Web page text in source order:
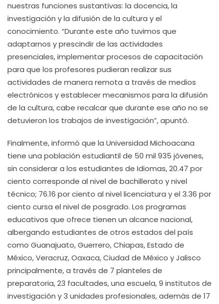
nuestras funciones sustantivas: la docencia, la
investigación y la difusión de la cultura y el
conocimiento. “Durante este año tuvimos que
adaptarnos y prescindir de las actividades
presenciales, implementar procesos de capacitación
para que los profesores pudieran realizar sus
actividades de manera remota a través de medios
electrónicos y establecer mecanismos para la difusión
de la cultura, cabe recalcar que durante ese año no se
detuvieron los trabajos de investigación”, apuntó.
Finalmente, informó que la Universidad Michoacana
tiene una población estudiantil de 50 mil 935 jóvenes,
sin considerar a los estudiantes de Idiomas, 20.47 por
ciento corresponde al nivel de bachillerato y nivel
técnico; 76.16 por ciento al nivel licenciatura y el 3.36 por
ciento cursa el nivel de posgrado. Los programas
educativos que ofrece tienen un alcance nacional,
albergando estudiantes de otros estados del país
como Guanajuato, Guerrero, Chiapas, Estado de
México, Veracruz, Oaxaca, Ciudad de México y Jalisco
principalmente, a través de 7 planteles de
preparatoria, 23 facultades, una escuela, 9 institutos de
investigación y 3 unidades profesionales, además de 17